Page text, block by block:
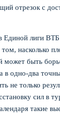
отрезок с
Единой лиги ВТБ
насколько
может быть
в одно-два
не только
сил в
такие